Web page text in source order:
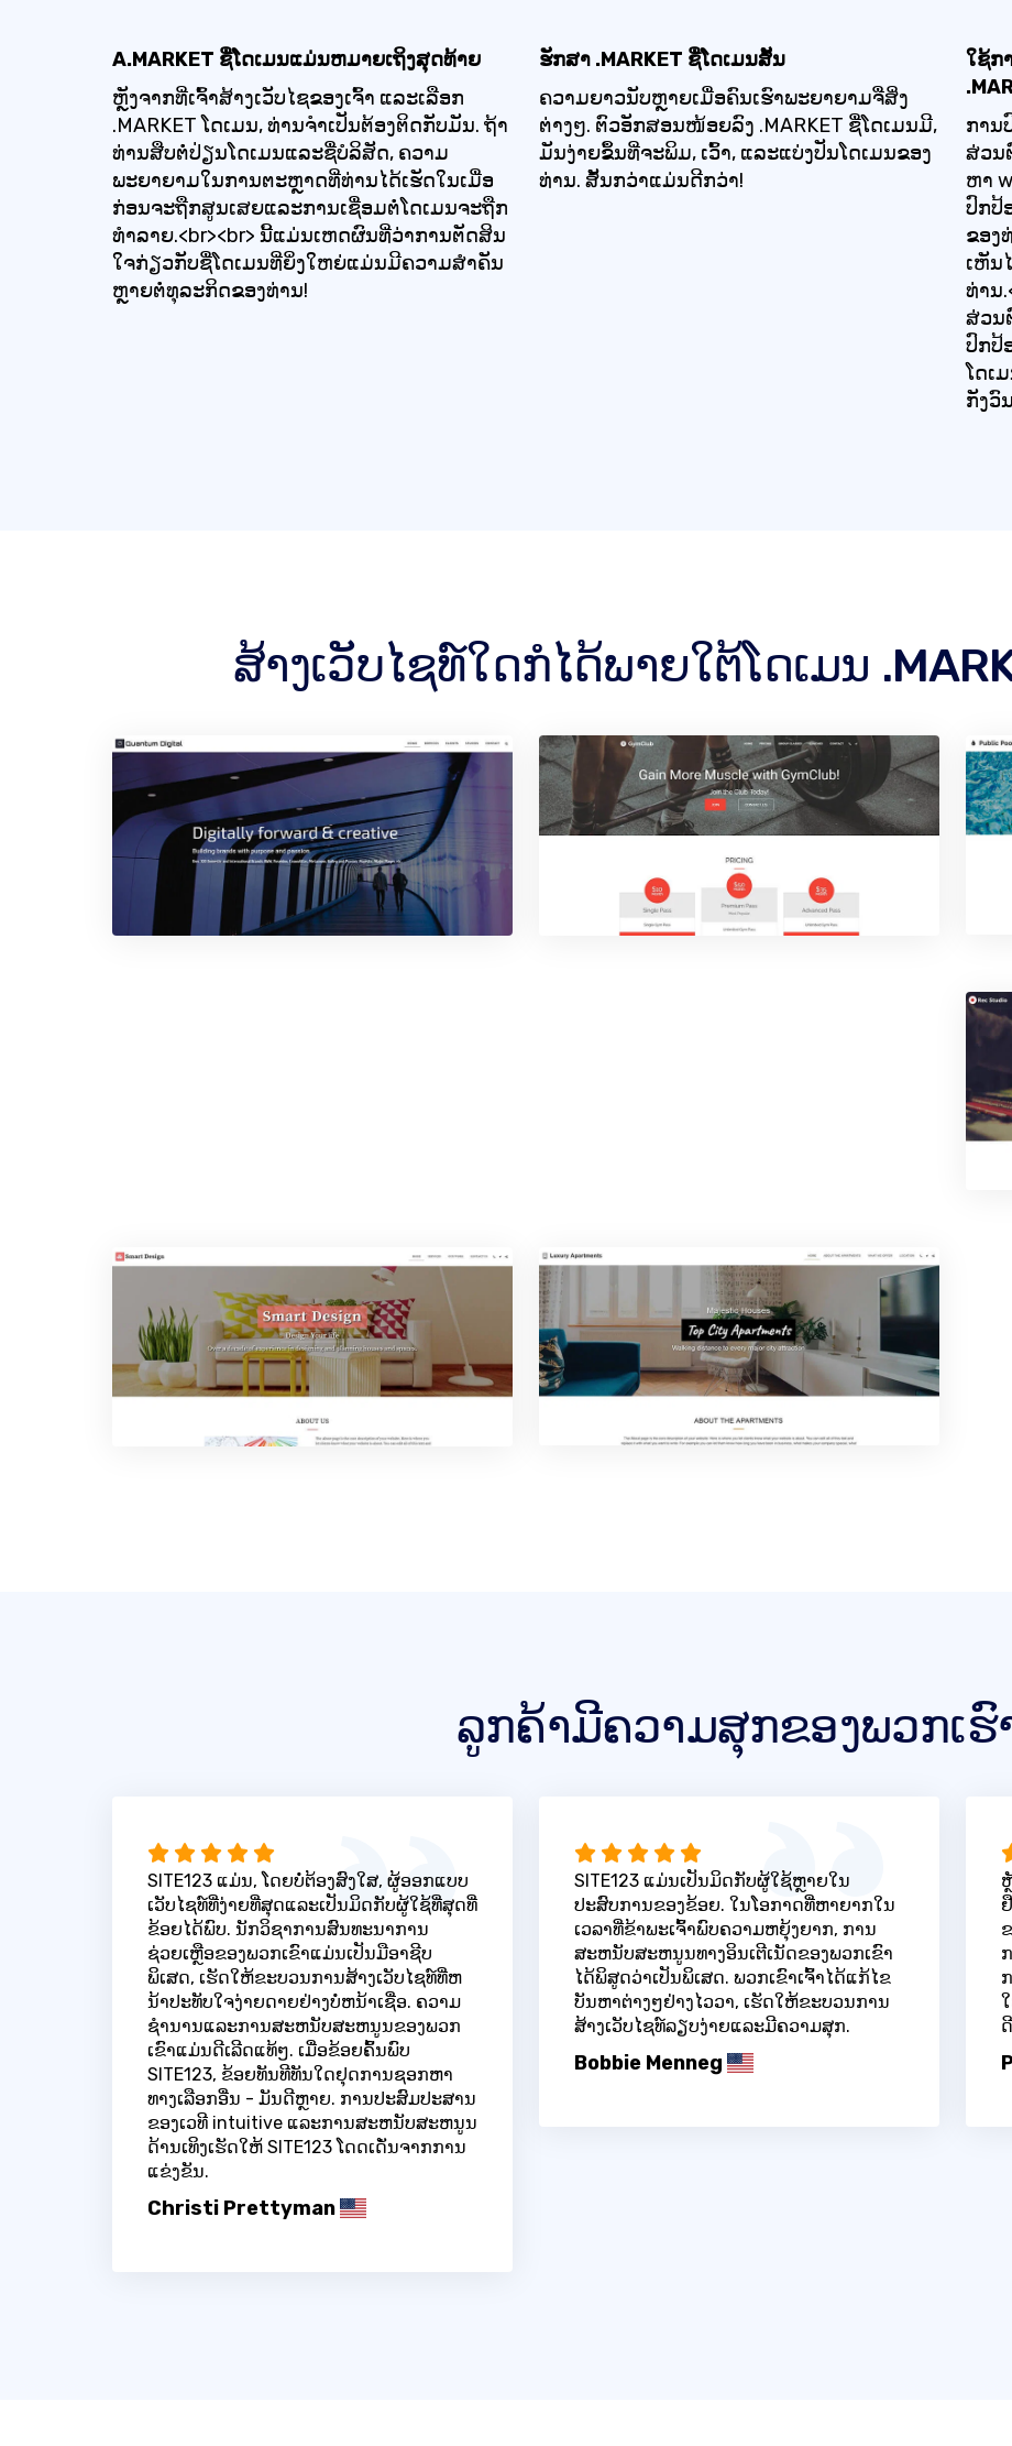
A.MARKET ຊື່ໂດເມນແມ່ນຫມາຍເຖິງສຸດທ້າຍ
ຫຼັງຈາກທີ່ເຈົ້າສ້າງເວັບໄຊຂອງເຈົ້າ ແລະເລືອກ
.MARKET ໂດເມນ, ທ່ານຈໍາເປັນຕ້ອງຕິດກັບມັນ. ຖ້າ
ທ່ານສືບຕໍ່ປ່ຽນໂດເມນແລະຊື່ບໍລິສັດ, ຄວາມ
ພະຍາຍາມໃນການຕະຫຼາດທີ່ທ່ານໄດ້ເຮັດໃນເມື່ອ
ກ່ອນຈະຖືກສູນເສຍແລະການເຊື່ອມຕໍ່ໂດເມນຈະຖືກ
ທໍາລາຍ.<br><br> ນີ້ແມ່ນເຫດຜົນທີ່ວ່າການຕັດສິນ
ໃຈກ່ຽວກັບຊື່ໂດເມນທີ່ຍິ່ງໃຫຍ່ແມ່ນມີຄວາມສໍາຄັນ
ຫຼາຍຕໍ່ທຸລະກິດຂອງທ່ານ!
ຮັກສາ .MARKET ຊື່ໂດເມນສັ້ນ
ຄວາມຍາວນັບຫຼາຍເມື່ອຄົນເຮົາພະຍາຍາມຈື່ສິ່ງ
ຕ່າງໆ. ຕົວອັກສອນໜ້ອຍລົງ .MARKET ຊື່ໂດເມນມີ,
ມັນງ່າຍຂຶ້ນທີ່ຈະພິມ, ເວົ້າ, ແລະແບ່ງປັນໂດເມນຂອງ
ທ່ານ. ສັ້ນກວ່າແມ່ນດີກວ່າ!
ໃຊ້ກ
ການ
ສ່ວນ
ຫາ
ປົກປ້
ຂອງ
ເຫັນ
ທ່ານ
ສ່ວນ
ປົກປ້
ໂດເ
ກັງວົ
ສ້າງເວັບໄຊທ໌ໃດກໍໄດ້ພາຍໃຕ້ໂດເມນ
ລູກຄ້າມີຄວາມສຸກຂອງພວກເຮົ
SITE123 ແມ່ນ, ໂດຍບໍ່ຕ້ອງສົງໃສ, ຜູ້ອອກແບບ
ເວັບໄຊທ໌ທີ່ງ່າຍທີ່ສຸດແລະເປັນມິດກັບຜູ້ໃຊ້ທີ່ສຸດທີ່
ຂ້ອຍໄດ້ພົບ. ນັກວິຊາການສົນທະນາການ
ຊ່ວຍເຫຼືອຂອງພວກເຂົາແມ່ນເປັນມືອາຊີບ
ພິເສດ, ເຮັດໃຫ້ຂະບວນການສ້າງເວັບໄຊທ໌ທີ່ຫ
ນ້າປະທັບໃຈງ່າຍດາຍຢ່າງບໍ່ຫນ້າເຊື່ອ. ຄວາມ
ຊໍານານແລະການສະຫນັບສະຫນູນຂອງພວກ
ເຂົາແມ່ນດີເລີດແທ້ໆ. ເມື່ອຂ້ອຍຄົ້ນພົບ
SITE123, ຂ້ອຍທັນທີທັນໃດຢຸດການຊອກຫາ
ທາງເລືອກອື່ນ - ມັນດີຫຼາຍ. ການປະສົມປະສານ
ຂອງເວທີ intuitive ແລະການສະຫນັບສະຫນູນ
ດ້ານເທິງເຮັດໃຫ້ SITE123 ໂດດເດັ່ນຈາກການ
ແຂ່ງຂັນ.
Christi Prettyman
SITE123 ແມ່ນເປັນມິດກັບຜູ້ໃຊ້ຫຼາຍໃນ
ປະສົບການຂອງຂ້ອຍ. ໃນໂອກາດທີ່ຫາຍາກໃນ
ເວລາທີ່ຂ້າພະເຈົ້າພົບຄວາມຫຍຸ້ງຍາກ, ການ
ສະຫນັບສະຫນູນທາງອິນເຕີເນັດຂອງພວກເຂົາ
ໄດ້ພິສູດວ່າເປັນພິເສດ. ພວກເຂົາເຈົ້າໄດ້ແກ້ໄຂ
ບັນຫາຕ່າງໆຢ່າງໄວວາ, ເຮັດໃຫ້ຂະບວນການ
ສ້າງເວັບໄຊທ໌ລຽບງ່າຍແລະມີຄວາມສຸກ.
Bobbie Menneg